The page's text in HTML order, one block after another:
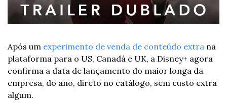
Após um experimento de venda de conteúdo extra na
plataforma para o US, Canadá e UK, a Disney+ agora
confirma a data de lançamento do maior longa da
empresa, do ano, direto no catálogo, sem custo extra
algum.